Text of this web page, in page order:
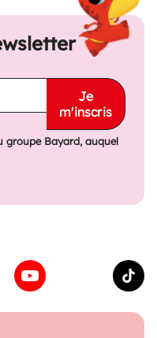
Je
m'inscris
groupe Bayard, auquel